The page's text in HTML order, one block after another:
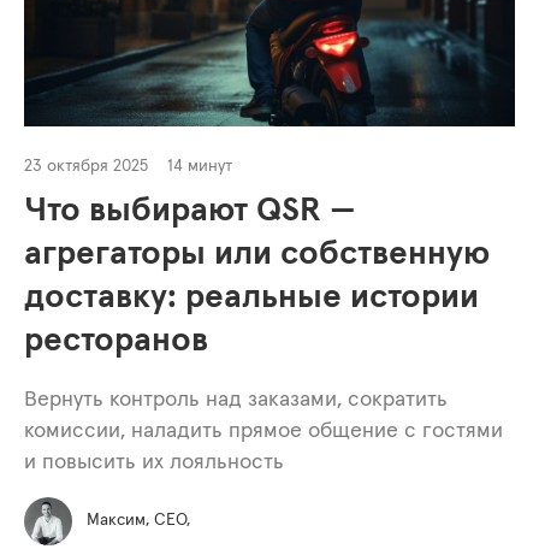
23 октября 2025 14 минут
Что выбирают QSR —
агрегаторы или собственную
доставку: реальные истории
ресторанов
Вернуть контроль над заказами, сократить
комиссии, наладить прямое общение с гостями
и повысить их лояльность
Максим, СЕО,